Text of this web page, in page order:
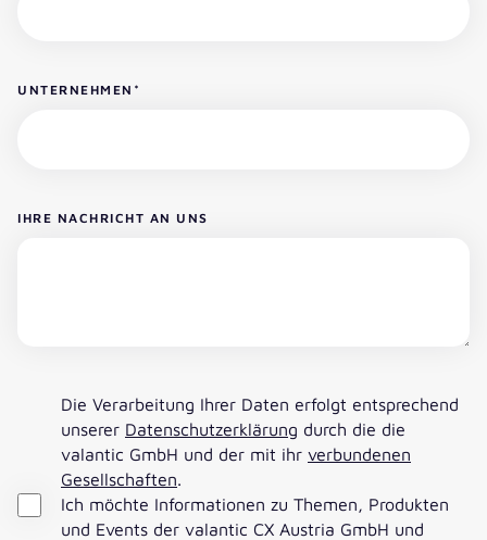
UNTERNEHMEN *
IHRE NACHRICHT AN UNS
Die Verarbeitung Ihrer Daten erfolgt entsprechend
unserer Datenschutzerklärung durch die die
valantic GmbH und der mit ihr verbundenen
Gesellschaften
Ich möchte Informationen zu Themen, Produkten
und Events der valantic CX Austria GmbH und